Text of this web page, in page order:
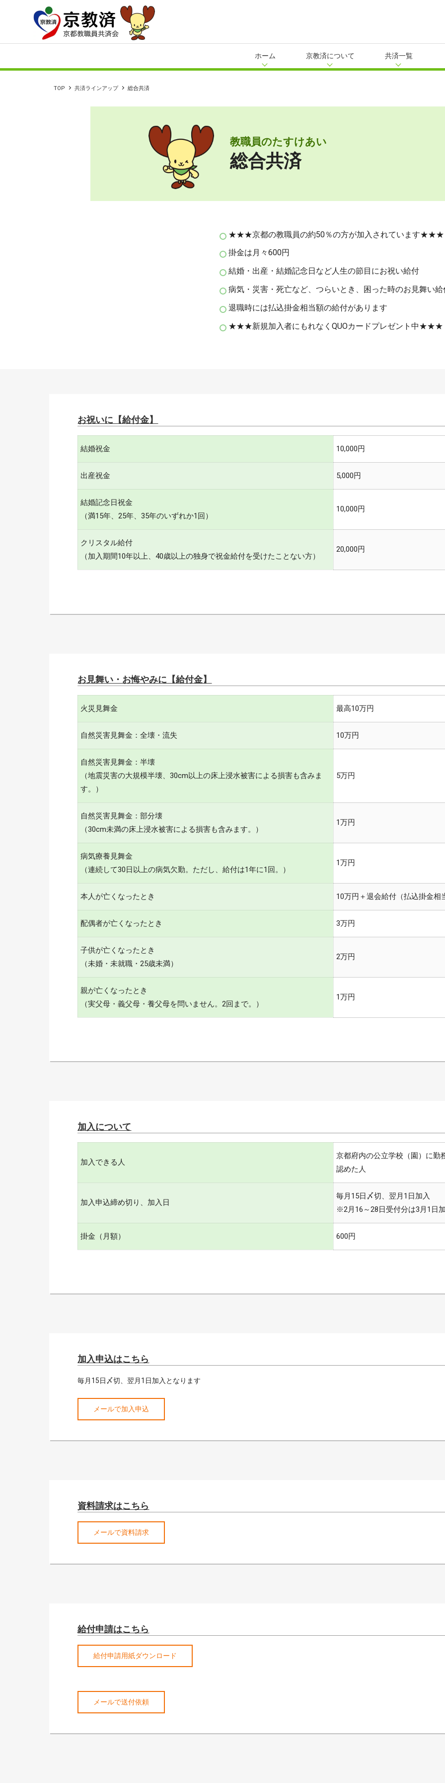
ホーム 京教済について 共済一覧
TOP 共済ラインアップ 総合共済
教職員のたすけあい
総合共済
★★★京都の教職員の約50％の方が加入されています★★★
掛金は月々600円
結婚・出産・結婚記念日など人生の節目にお祝い給付
病気・災害・死亡など、つらいとき、困った時のお見舞い給
退職時には払込掛金相当額の給付があります
★★★新規加入者にもれなくQUOカードプレゼント中★★★
お祝いに【給付金】
結婚祝金 10,000円
出産祝金 5,000円
結婚記念日祝金
（満15年、25年、35年のいずれか1回）
10,000円
クリスタル給付
（加入期間10年以上、40歳以上の独身で祝金給付を受けたことない方）
20,000円
お見舞い・お悔やみに【給付金】
火災見舞金 最高10万円
自然災害見舞金：全壊・流失 10万円
自然災害見舞金：半壊
（地震災害の大規模半壊、30cm以上の床上浸水被害による損害も含みま
す。）
5万円
自然災害見舞金：部分壊
（30cm未満の床上浸水被害による損害も含みます。）
1万円
病気療養見舞金
（連続して30日以上の病気欠勤。ただし、給付は1年に1回。）
1万円
本人が亡くなったとき 10万円＋退会給付（払込掛金相
配偶者が亡くなったとき 3万円
子供が亡くなったとき
（未婚・未就職・25歳未満）
2万円
親が亡くなったとき
（実父母・義父母・養父母を問いません。2回まで。）
1万円
加入について
加入できる人
京都府内の公立学校（園）に勤
認めた人
加入申込締め切り、加入日
毎月15日〆切、翌月1日加入
※2月16～28日受付分は3月1日
掛金（月額） 600円
加入申込はこちら
毎月15日〆切、翌月1日加入となります
メールで加入申込
資料請求はこちら
メールで資料請求
給付申請はこちら
給付申請用紙ダウンロード
メールで送付依頼